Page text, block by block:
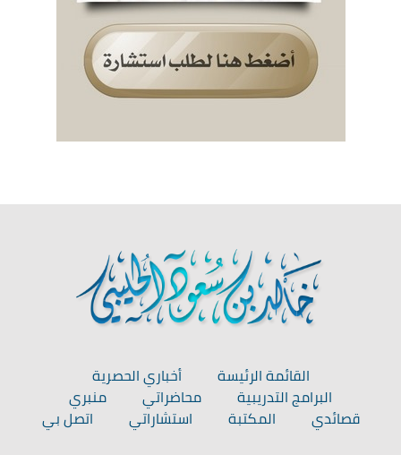
القائمة الرئيسة
أخباري الحصرية
البرامج التدريبية
محاضراتي
منبري
قصائدي
المكتبة استشاراتي اتصل بي